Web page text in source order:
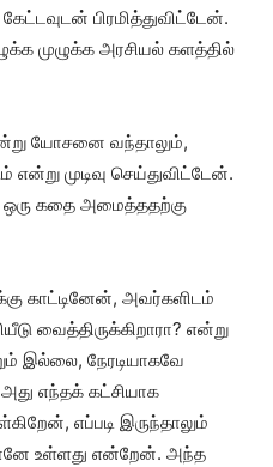
பிரமித்துவிட்டேன்.
முழுக்க அரசியல் களத்தில்
யோசனை வந்தாலும்,
முடிவு செய்துவிட்டேன்.
ஒரு கதை அமைத்ததற்கு
காட்டினேன், அவர்களிடம்
வைத்திருக்கிறாரா? என்று
இல்லை, நேரடியாகவே
எந்தக் கட்சியாக
எப்படி இருந்தாலும்
உள்ளது என்றேன். அந்த